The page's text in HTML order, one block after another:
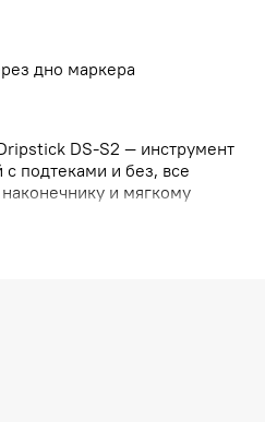
дно маркера
DS-S2 — инструмент
подтеками и без, все
и мягкому
как для теггинга, так и для
надписи
нужно открутить крышку
перья.